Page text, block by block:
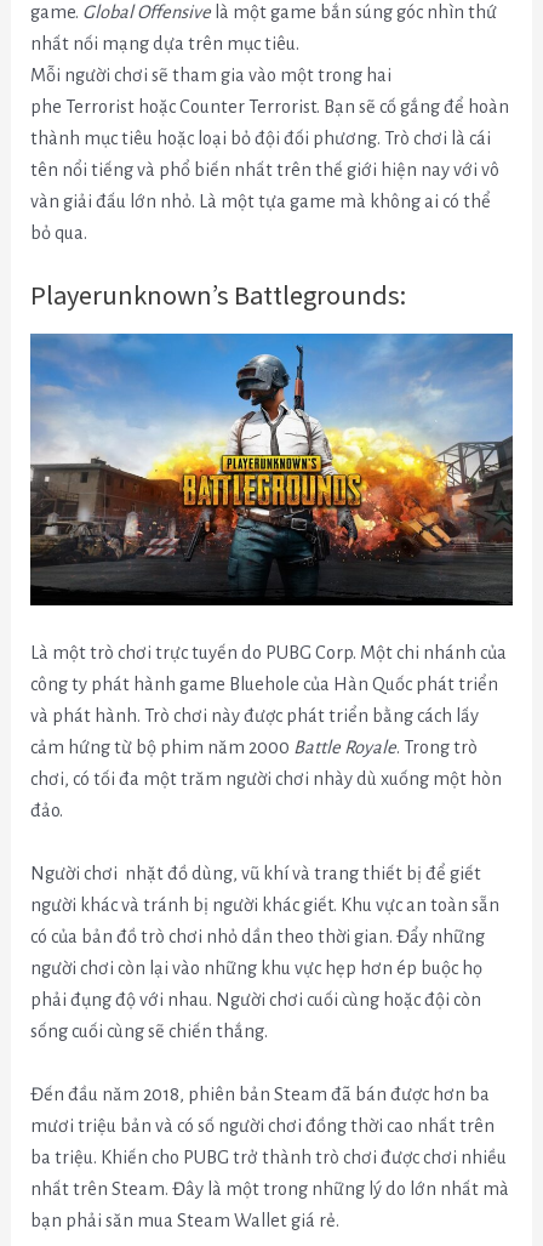
game. Global Offensive là một game bắn súng góc nhìn thứ
nhất nối mạng dựa trên mục tiêu.
Mỗi người chơi sẽ tham gia vào một trong hai
phe Terrorist hoặc Counter Terrorist. Bạn sẽ cố gắng để hoàn
thành mục tiêu hoặc loại bỏ đội đối phương. Trò chơi là cái
tên nổi tiếng và phổ biến nhất trên thế giới hiện nay với vô
vàn giải đấu lớn nhỏ. Là một tựa game mà không ai có thể
bỏ qua.
Playerunknown’s Battlegrounds:
Là một trò chơi trực tuyến do PUBG Corp. Một chi nhánh của
công ty phát hành game Bluehole của Hàn Quốc phát triển
và phát hành. Trò chơi này được phát triển bằng cách lấy
cảm hứng từ bộ phim năm 2000 Battle Royale. Trong trò
chơi, có tối đa một trăm người chơi nhày dù xuống một hòn
đảo.
Người chơi nhặt đồ dùng, vũ khí và trang thiết bị để giết
người khác và tránh bị người khác giết. Khu vực an toàn sẵn
có của bản đồ trò chơi nhỏ dần theo thời gian. Đẩy những
người chơi còn lại vào những khu vực hẹp hơn ép buộc họ
phải đụng độ với nhau. Người chơi cuối cùng hoặc đội còn
sống cuối cùng sẽ chiến thắng.
Đến đầu năm 2018, phiên bản Steam đã bán được hơn ba
mươi triệu bản và có số người chơi đồng thời cao nhất trên
ba triệu. Khiến cho PUBG trở thành trò chơi được chơi nhiều
nhất trên Steam. Đây là một trong những lý do lớn nhất mà
bạn phải săn mua Steam Wallet giá rẻ.